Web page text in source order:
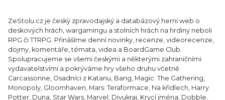
ZeStolu.cz je český zpravodajský a databázový herní web o
deskových hrách, wargamingu a stolních hrách na hrdiny neboli
RPG či TTRPG. Přinášíme denní novinky, recenze, videorecenze,
dojmy, komentáře, témata, videa a BoardGame Club.
Spolupracujeme se všemi českými a některými zahraničními
vydavatelstvími a pokrýváme hry všeho druhu včetně
Carcassonne, Osadníci z Katanu, Bang, Magic: The Gathering,
Monopoly, Gloomhaven, Mars: Teraformace, Na křídlech, Harry
Potter, Duna, Star Wars, Marvel, Divukraj, Krycí jména, Dobble,